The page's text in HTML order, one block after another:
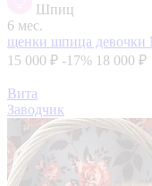
Шпиц
6 мес.
щенки шпица девочки
15 000 ₽ -17% 18 000 ₽
Вита
Заводчик